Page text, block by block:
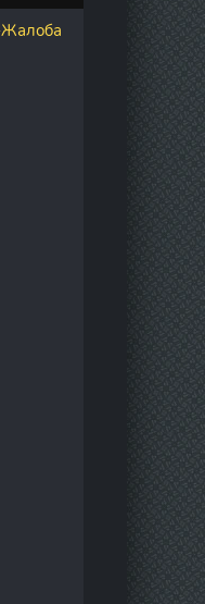
Жалоба